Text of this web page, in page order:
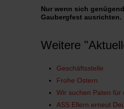
Nur wenn sich
Gaubergfest ausrichten.
Weitere
Geschäftsstelle
Frohe Ostern
Wir suchen Paten für
ASS Ellern erneut